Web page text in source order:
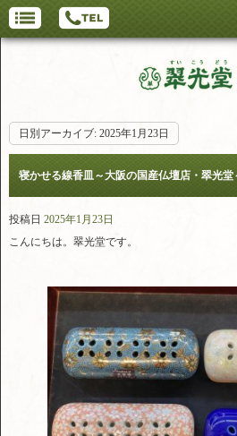
日別アーカイブ: 2025年1月23日
寝かせる線香皿～大阪の国産仏壇店・翠光堂
投稿日 2025年1月23日
こんにちは。翠光堂です。